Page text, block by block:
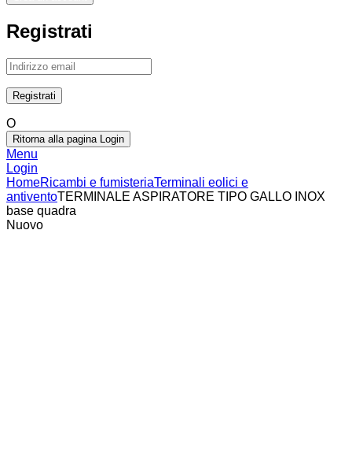
Registrati
O
Ritorna alla pagina Login
Menu
Login
HomeRicambi e fumisteriaTerminali eolici e
antiventoTERMINALE ASPIRATORE TIPO GALLO INOX
base quadra
Nuovo